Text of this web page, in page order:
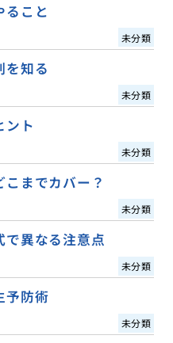
ること
未分類
を知る
未分類
ント
未分類
までカバー？
未分類
異なる注意点
未分類
予防術
未分類